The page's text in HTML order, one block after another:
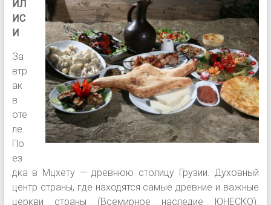
ИЛ
ИС
И
За
втр
ак
в
оте
ле.
По
ез
дка в Мцхету — древнюю столицу Грузии. Духовный
центр страны, где находятся самые древние и важные
церкви страны (Всемирное наследие ЮНЕСКО).